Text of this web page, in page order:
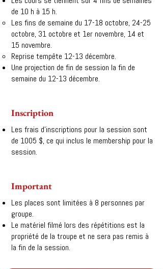
de 10 h à 15 h.
Les fins de semaine du 17-18 octobre, 24-25
octobre, 31 octobre et 1er novembre, 14 et
15 novembre.
Reprise tempête 12-13 décembre.
Une projection de fin de session la fin de
semaine du 12-13 décembre.
Inscription
Les frais d'inscriptions pour la session sont
de 1005 $, ce qui inclus le membership pour la
session.
Important
Les places sont limitées à 8 personnes par
groupe.
Le matériel filmé lors des répétitions est la
propriété de la troupe et ne sera pas remis à
la fin de la session.